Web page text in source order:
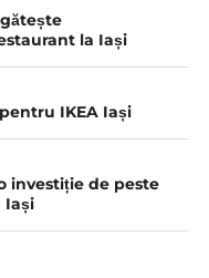
la Iași
IKEA Iași
investiție de peste
Iași